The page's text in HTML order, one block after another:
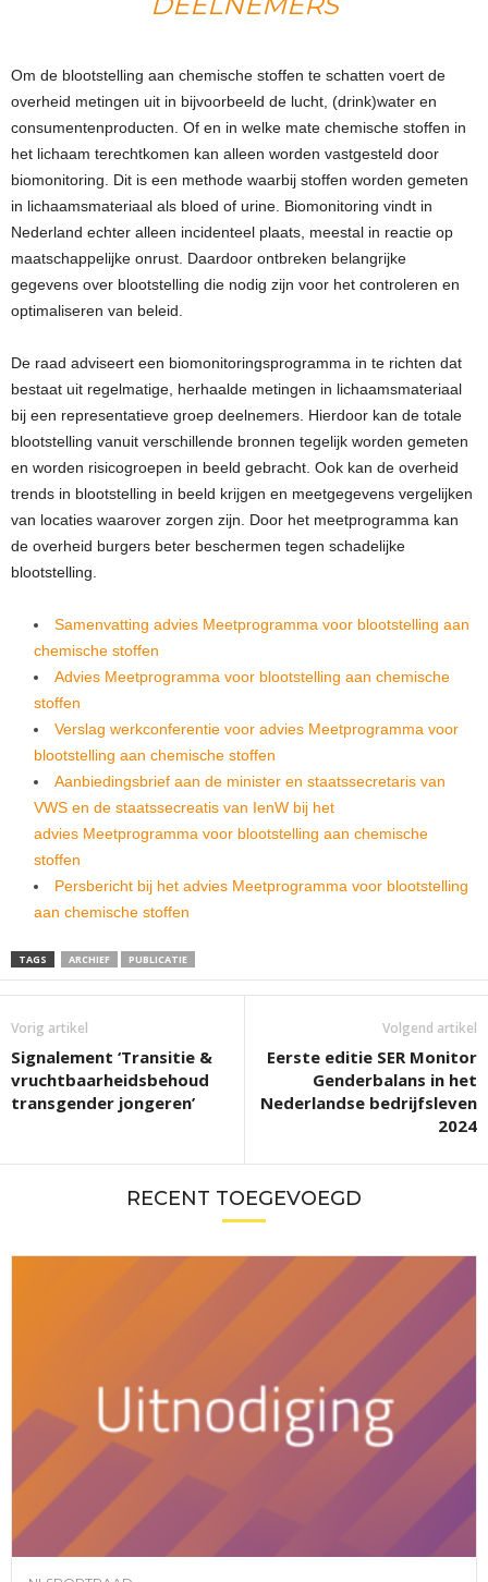
Om de blootstelling aan chemische stoffen te schatten voert de
overheid metingen uit in bijvoorbeeld de lucht, (drink)water en
consumentenproducten. Of en in welke mate chemische stoffen in
het lichaam terechtkomen kan alleen worden vastgesteld door
biomonitoring. Dit is een methode waarbij stoffen worden gemeten
in lichaamsmateriaal als bloed of urine. Biomonitoring vindt in
Nederland echter alleen incidenteel plaats, meestal in reactie op
maatschappelijke onrust. Daardoor ontbreken belangrijke
gegevens over blootstelling die nodig zijn voor het controleren en
optimaliseren van beleid.
De raad adviseert een biomonitoringsprogramma in te richten dat
bestaat uit regelmatige, herhaalde metingen in lichaamsmateriaal
bij een representatieve groep deelnemers. Hierdoor kan de totale
blootstelling vanuit verschillende bronnen tegelijk worden gemeten
en worden risicogroepen in beeld gebracht. Ook kan de overheid
trends in blootstelling in beeld krijgen en meetgegevens vergelijken
van locaties waarover zorgen zijn. Door het meetprogramma kan
de overheid burgers beter beschermen tegen schadelijke
blootstelling.
Samenvatting advies Meetprogramma voor blootstelling aan
chemische stoffen
Advies Meetprogramma voor blootstelling aan chemische
stoffen
Verslag werkconferentie voor advies Meetprogramma voor
blootstelling aan chemische stoffen
Aanbiedingsbrief aan de minister en staatssecretaris van
VWS en de staatssecreatis van IenW bij het
advies Meetprogramma voor blootstelling aan chemische
stoffen
Persbericht bij het advies Meetprogramma voor blootstelling
aan chemische stoffen
TAGS ARCHIEF PUBLICATIE
Vorig artikel
Signalement ‘Transitie &
vruchtbaarheidsbehoud
transgender jongeren’
Volgend artikel
Eerste editie SER Monitor
Genderbalans in het
Nederlandse bedrijfsleven
2024
RECENT TOEGEVOEGD